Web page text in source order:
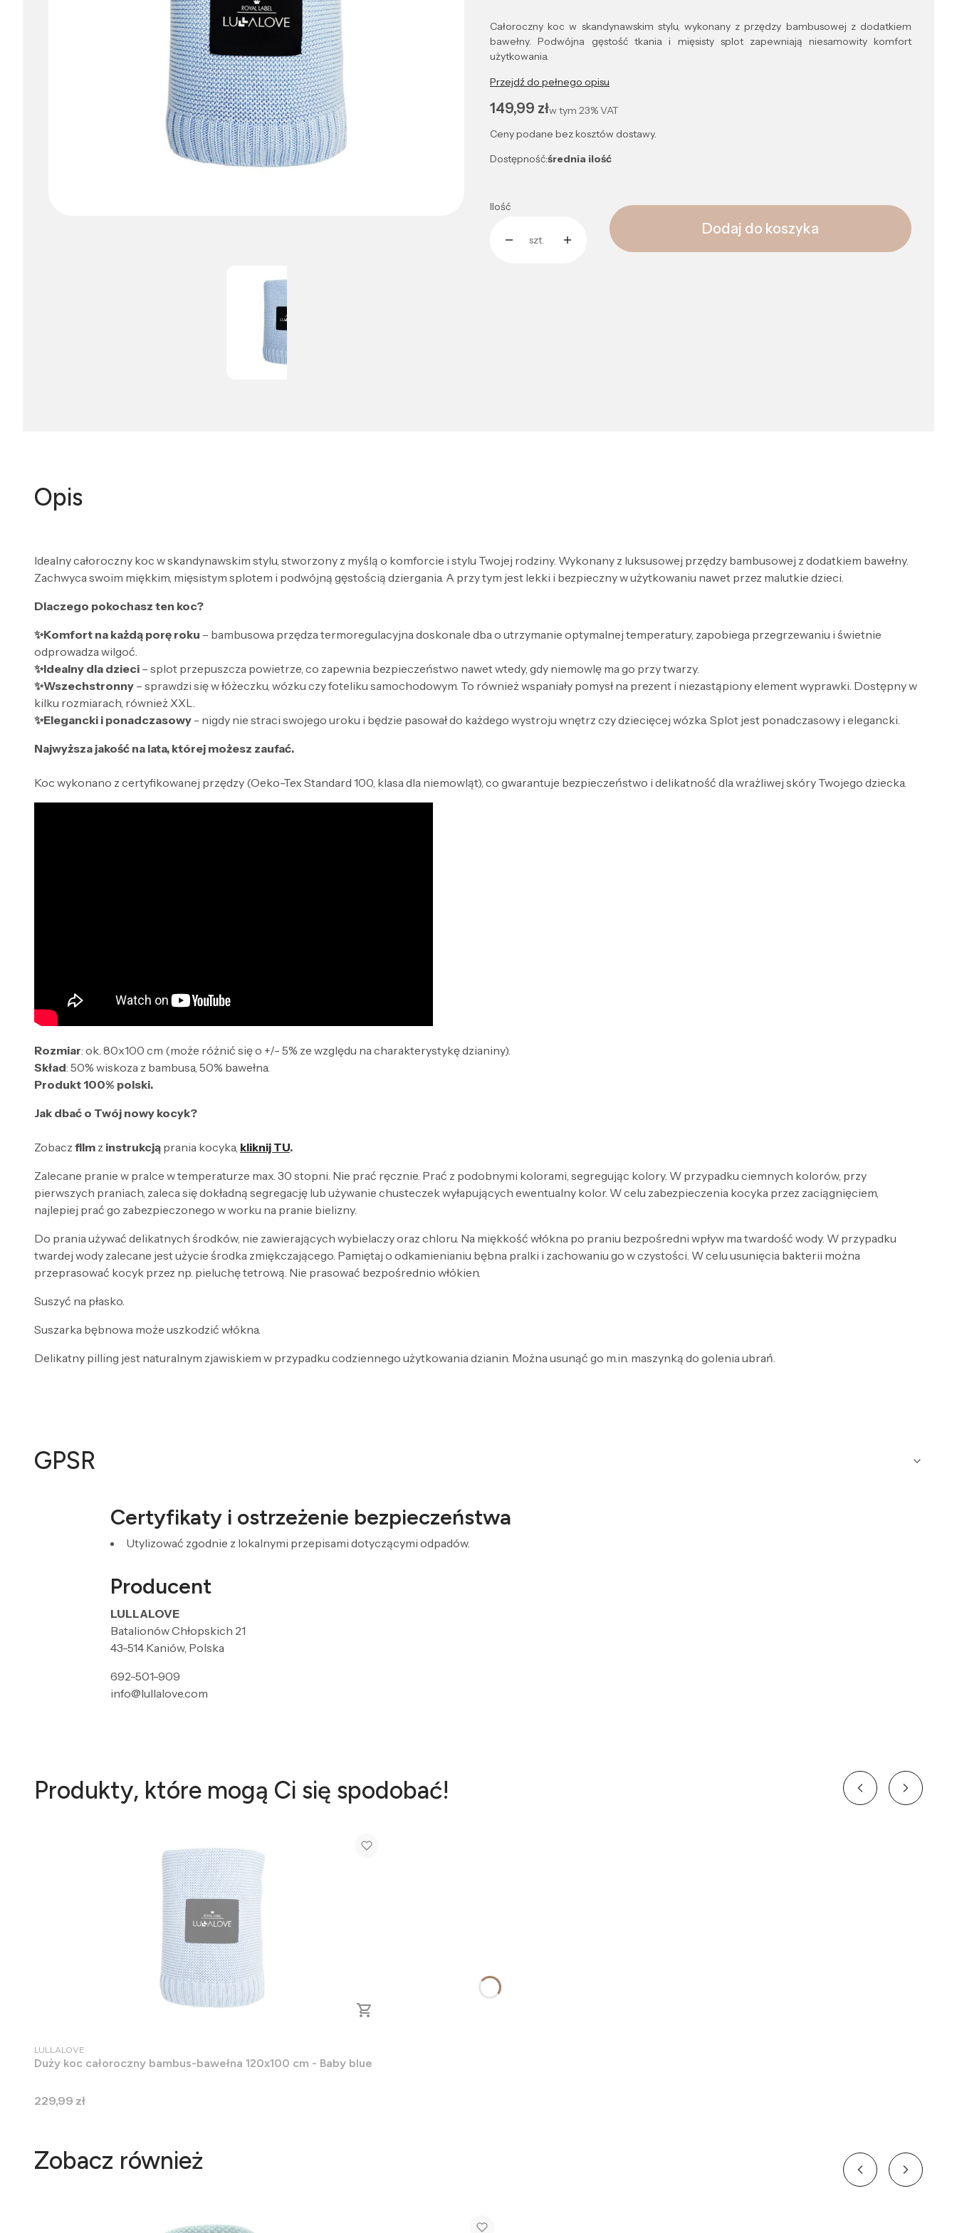
Całoroczny koc w skandynawskim stylu, wykonany z przędzy bambusowej z dodatkiem
bawełny. Podwójna gęstość tkania i mięsisty splot zapewniają niesamowity komfort
użytkowania.
Przejdź do pełnego opisu
Cena
149,99 złw tym 23%VAT
Ceny podane bez kosztów dostawy.
Dostępność:średnia ilość
Ilość
szt.
Dodaj do koszyka
Opis
Idealny całoroczny koc w skandynawskim stylu, stworzony z myślą o komforcie i stylu Twojej rodziny. Wykonany z luksusowej przędzy bambusowej z dodatkiem bawełny.
Zachwyca swoim miękkim, mięsistym splotem i podwójną gęstością dziergania. A przy tym jest lekki i bezpieczny w użytkowaniu nawet przez malutkie dzieci.
Dlaczego pokochasz ten koc?
✨Komfort na każdą porę roku – bambusowa przędza termoregulacyjna doskonale dba o utrzymanie optymalnej temperatury, zapobiega przegrzewaniu i świetnie
odprowadza wilgoć.
✨Idealny dla dzieci – splot przepuszcza powietrze, co zapewnia bezpieczeństwo nawet wtedy, gdy niemowlę ma go przy twarzy.
✨Wszechstronny – sprawdzi się w łóżeczku, wózku czy foteliku samochodowym. To również wspaniały pomysł na prezent i niezastąpiony element wyprawki. Dostępny w
kilku rozmiarach, również XXL.
✨Elegancki i ponadczasowy - nigdy nie straci swojego uroku i będzie pasował do każdego wystroju wnętrz czy dziecięcej wózka. Splot jest ponadczasowy i elegancki.
Najwyższa jakość na lata, której możesz zaufać.
Koc wykonano z certyfikowanej przędzy (Oeko-Tex Standard 100, klasa dla niemowląt), co gwarantuje bezpieczeństwo i delikatność dla wrażliwej skóry Twojego dziecka.
Rozmiar: ok. 80x100 cm (może różnić się o +/- 5% ze względu na charakterystykę dzianiny).
Skład: 50% wiskoza z bambusa, 50% bawełna.
Produkt 100% polski.
Jak dbać o Twój nowy kocyk?
Zobacz film z instrukcją prania kocyka, kliknij TU.
Zalecane pranie w pralce w temperaturze max. 30 stopni. Nie prać ręcznie. Prać z podobnymi kolorami, segregując kolory. W przypadku ciemnych kolorów, przy
pierwszych praniach, zaleca się dokładną segregację lub używanie chusteczek wyłapujących ewentualny kolor. W celu zabezpieczenia kocyka przez zaciągnięciem,
najlepiej prać go zabezpieczonego w worku na pranie bielizny.
Do prania używać delikatnych środków, nie zawierających wybielaczy oraz chloru. Na miękkość włókna po praniu bezpośredni wpływ ma twardość wody. W przypadku
twardej wody zalecane jest użycie środka zmiękczającego. Pamiętaj o odkamienianiu bębna pralki i zachowaniu go w czystości. W celu usunięcia bakterii można
przeprasować kocyk przez np. pieluchę tetrową. Nie prasować bezpośrednio włókien.
Suszyć na płasko.
Suszarka bębnowa może uszkodzić włókna.
Delikatny pilling jest naturalnym zjawiskiem w przypadku codziennego użytkowania dzianin. Można usunąć go m.in. maszynką do golenia ubrań.
GPSR
Certyfikaty i ostrzeżenie bezpieczeństwa
Utylizować zgodnie z lokalnymi przepisami dotyczącymi odpadów.
Producent
LULLALOVE
Batalionów Chłopskich 21
43-514 Kaniów, Polska
692-501-909
info@lullalove.com
Produkty, które mogą Ci się spodobać!
PRODUCENT
LULLALOVE
Duży koc całoroczny bambus-bawełna 120x100 cm - Baby blue
Cena
229,99 zł
Zobacz również